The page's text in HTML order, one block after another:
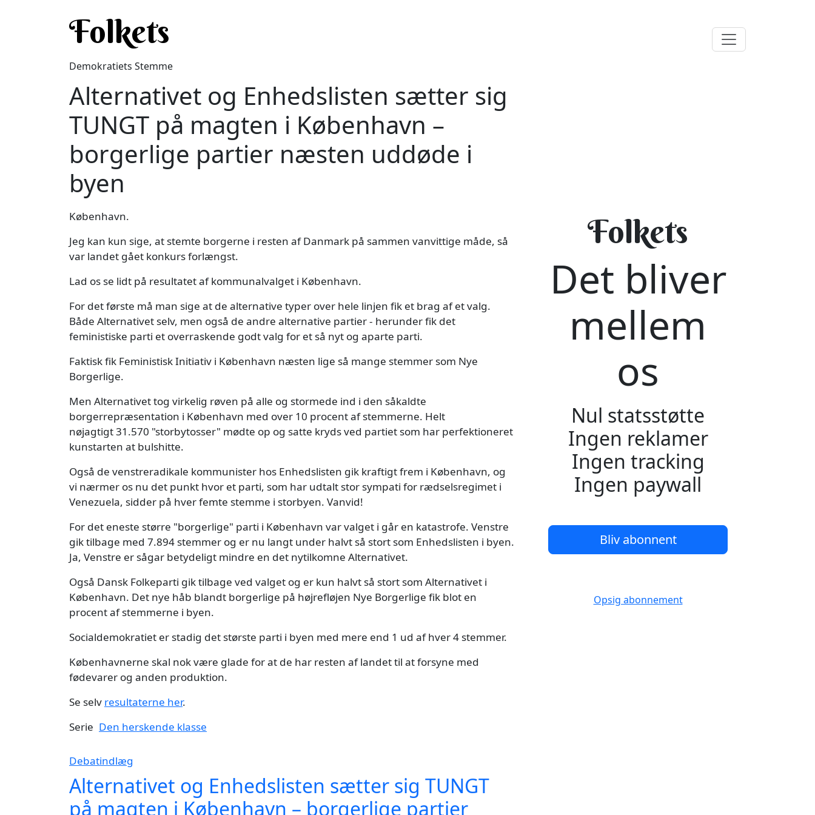
Folkets
Demokratiets Stemme
Alternativet og Enhedslisten sætter sig
TUNGT på magten i København –
borgerlige partier næsten uddøde i
byen
København.
Jeg kan kun sige, at stemte borgerne i resten af Danmark på sammen vanvittige måde, så
var landet gået konkurs forlængst.
Lad os se lidt på resultatet af kommunalvalget i København.
For det første må man sige at de alternative typer over hele linjen fik et brag af et valg.
Både Alternativet selv, men også de andre alternative partier - herunder fik det
feministiske parti et overraskende godt valg for et så nyt og aparte parti.
Faktisk fik Feministisk Initiativ i København næsten lige så mange stemmer som Nye
Borgerlige.
Men Alternativet tog virkelig røven på alle og stormede ind i den såkaldte
borgerrepræsentation i København med over 10 procent af stemmerne. Helt
nøjagtigt 31.570 "storbytosser" mødte op og satte kryds ved partiet som har perfektioneret
kunstarten at bulshitte.
Også de venstreradikale kommunister hos Enhedslisten gik kraftigt frem i København, og
vi nærmer os nu det punkt hvor et parti, som har udtalt stor sympati for rædselsregimet i
Venezuela, sidder på hver femte stemme i storbyen. Vanvid!
For det eneste større "borgerlige" parti i København var valget i går en katastrofe. Venstre
gik tilbage med 7.894 stemmer og er nu langt under halvt så stort som Enhedslisten i byen.
Ja, Venstre er sågar betydeligt mindre en det nytilkomne Alternativet.
Også Dansk Folkeparti gik tilbage ved valget og er kun halvt så stort som Alternativet i
København. Det nye håb blandt borgerlige på højrefløjen Nye Borgerlige fik blot en
procent af stemmerne i byen.
Socialdemokratiet er stadig det største parti i byen med mere end 1 ud af hver 4 stemmer.
Københavnerne skal nok være glade for at de har resten af landet til at forsyne med
fødevarer og anden produktion.
Se selv resultaterne her.
Serie Den herskende klasse
Debatindlæg
Alternativet og Enhedslisten sætter sig TUNGT
på magten i København – borgerlige partier
Folkets
Det bliver
mellem
os
Nul statsstøtte
Ingen reklamer
Ingen tracking
Ingen paywall
Bliv abonnent
Opsig abonnement